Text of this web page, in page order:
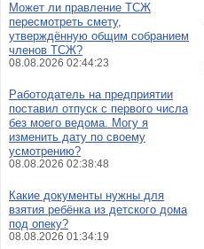
Может ли правление ТСЖ
пересмотреть смету,
утверждённую общим собранием
членов ТСЖ?
08.08.2026 02:44:23
Работодатель на предприятии
поставил отпуск с первого числа
без моего ведома. Могу я
изменить дату по своему
усмотрению?
08.08.2026 02:38:48
Какие документы нужны для
взятия ребёнка из детского дома
под опеку?
08.08.2026 01:34:19